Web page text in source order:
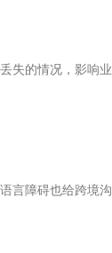
失的情况，影响
言障碍也给跨境